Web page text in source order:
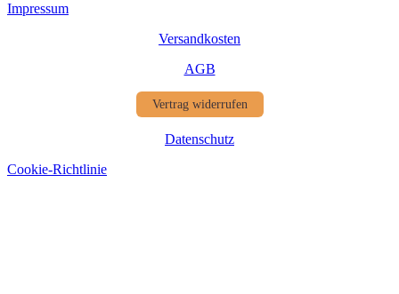
Impressum
Versandkosten
AGB
Vertrag widerrufen
Datenschutz
Cookie-Richtlinie